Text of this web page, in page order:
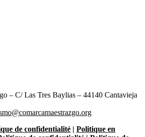
– C/ Las Tres Baylias – 44140 Cantavieja
de confidentialité | Politique en